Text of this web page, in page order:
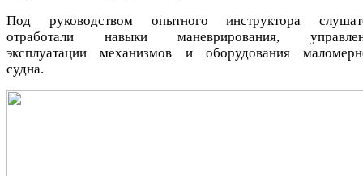
Под руководством опытного инструктора
отработали навыки маневрирования,
эксплуатации механизмов и оборудования
судна.